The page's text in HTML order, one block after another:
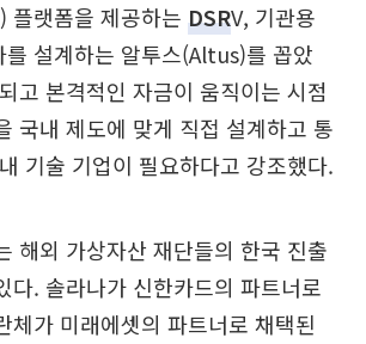
플랫폼을 제공하는 DSRV, 기관용
를 설계하는 알투스(Altus)를 꼽았
고 본격적인 자금이 움직이는 시점
국내 제도에 맞게 직접 설계하고 통
기술 기업이 필요하다고 강조했다.
해외 가상자산 재단들의 한국 진출
다. 솔라나가 신한카드의 파트너로
체가 미래에셋의 파트너로 채택된